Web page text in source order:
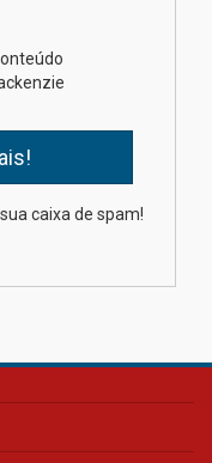
investir
filhos além da
reúne
caixa de spam!